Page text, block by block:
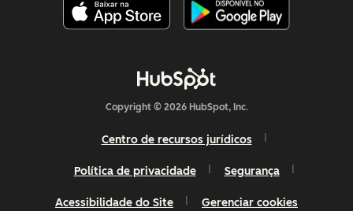
Copyright © 2026 HubSpot, Inc.
Centro de recursos jurídicos
Política de privacidade Segurança
Acessibilidade do Site Gerenciar cookies